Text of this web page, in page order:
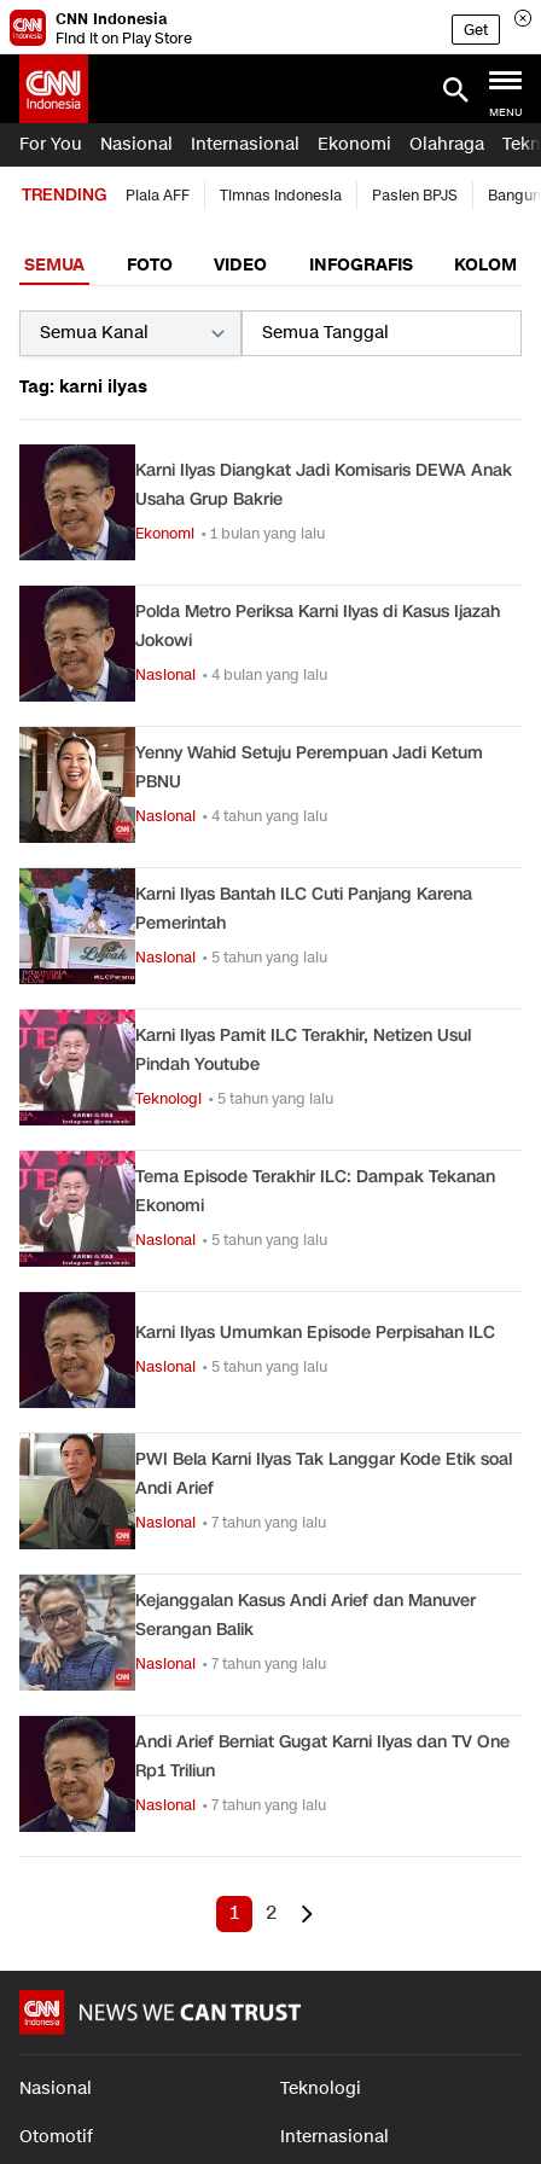
CNN Indonesia
Find it on Play Store
Get
MENU
For You Nasional Internasional Ekonomi Olahraga
TRENDING Piala AFF Timnas Indonesia Pasien BPJS
SEMUA FOTO VIDEO INFOGRAFIS KOLOM
Tag: karni ilyas
Karni Ilyas Diangkat Jadi Komisaris DEWA Anak
Usaha Grup Bakrie
Ekonomi • 1 bulan yang lalu
Polda Metro Periksa Karni Ilyas di Kasus Ijazah
Jokowi
Nasional • 4 bulan yang lalu
Yenny Wahid Setuju Perempuan Jadi Ketum
PBNU
Nasional • 4 tahun yang lalu
Karni Ilyas Bantah ILC Cuti Panjang Karena
Pemerintah
Nasional • 5 tahun yang lalu
Karni Ilyas Pamit ILC Terakhir, Netizen Usul
Pindah Youtube
Teknologi • 5 tahun yang lalu
Tema Episode Terakhir ILC: Dampak Tekanan
Ekonomi
Nasional • 5 tahun yang lalu
Karni Ilyas Umumkan Episode Perpisahan ILC
Nasional • 5 tahun yang lalu
PWI Bela Karni Ilyas Tak Langgar Kode Etik soal
Andi Arief
Nasional • 7 tahun yang lalu
Kejanggalan Kasus Andi Arief dan Manuver
Serangan Balik
Nasional • 7 tahun yang lalu
Andi Arief Berniat Gugat Karni Ilyas dan TV One
Rp1 Triliun
Nasional • 7 tahun yang lalu
1 2
Nasional Teknologi
Otomotif Internasional